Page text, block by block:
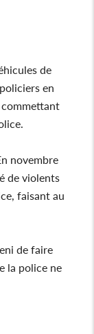
de
en
novembre
de violents
faisant au
de faire
la police ne